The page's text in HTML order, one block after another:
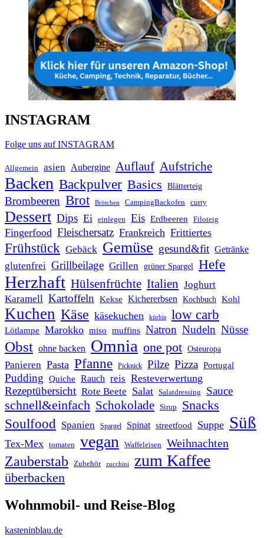
INSTAGRAM
Folge uns auf INSTAGRAM
Allgemein asien Aubergine Auflauf Aufstriche
Backen Backpulver Basics Blätterteig
Brombeeren Brot Brötchen CampingBackofen curry
Dessert Dips Ei einlegen Eis Erdbeeren Filoteig
Fingerfood Fleischersatz Frankreich Frittiertes
Frühstück Gebäck Gemüse gesund&fit Getränke
glutenfrei Grillbeilage Grillen grüner Spargel Hefe
Herzhaft Hülsenfrüchte Italien Joghurt
Karamell Kartoffeln Kekse Kichererbsen Kochbuch Kohl
Kuchen Käse käsekuchen kürbis low carb
Lötlampe Marokko miso muffins Natron Nudeln Nüsse
Obst ohne backen Omnia one pot Osteuropa
Panieren Pasta Pfanne Picknick Pilze Pizza Portugal
Pudding Quiche Rauch reis Resteverwertung
Rezeptübersicht Rote Beete Salat Salatdressing Sauce
schnell&einfach Schokolade Sirup Snacks
Soulfood Spanien Spargel Spinat streetfood Suppe Süß
Tex-Mex tomaten vegan Waffeleisen Weihnachten
Zauberstab Zubehör zucchini zum Kaffee
überbacken
Wohnmobil- und Reise-Blog
kasteninblau.de